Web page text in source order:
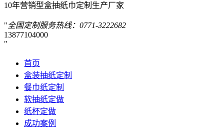
10年营销型盒抽纸巾定制生产厂家
全国定制服务热线： 0771-3222682
13877104000
首页
盒装抽纸定制
餐巾纸定制
软抽纸定做
纸杯定做
成功案例